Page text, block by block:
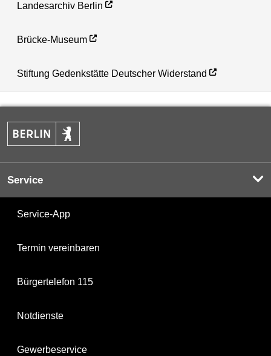
Landesarchiv Berlin
Brücke-Museum
Stiftung Gedenkstätte Deutscher Widerstand
Service
Service-App
Termin vereinbaren
Bürgertelefon 115
Notdienste
Gewerbeservice